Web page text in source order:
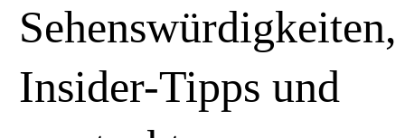
Sehenswürdigkeiten,
Insider-Tipps und